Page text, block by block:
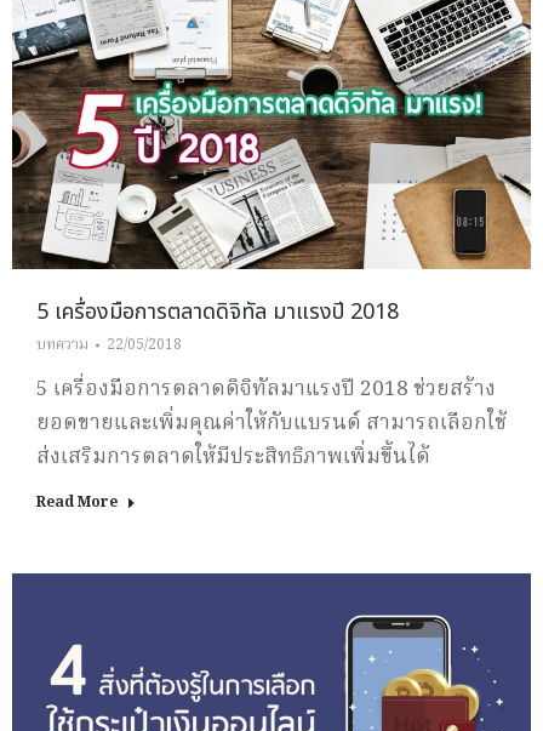
5 เครื่องมือการตลาดดิจิทัล มาแรงปี 2018
บทความ 22/05/2018
5 เครื่องมือการตลาดดิจิทัลมาแรงปี 2018 ช่วยสร้าง
ยอดขายและเพิ่มคุณค่าให้กับแบรนด์ สามารถเลือกใช้
ส่งเสริมการตลาดให้มีประสิทธิภาพเพิ่มขึ้นได้
Read More